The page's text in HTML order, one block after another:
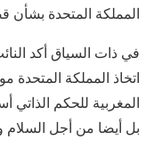
المملكة المتحدة بشأن
في ذات السياق أكد
اتخاذ المملكة المتحدة
المغربية للحكم
بل أيضا من أجل السلام